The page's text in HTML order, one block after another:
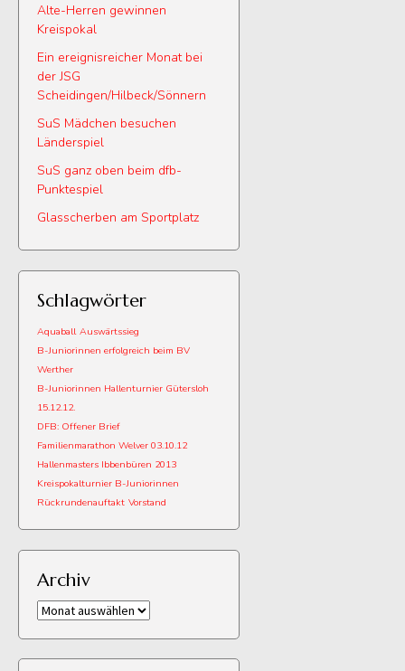
Alte-Herren gewinnen
Kreispokal
Ein ereignisreicher Monat bei
der JSG
Scheidingen/Hilbeck/Sönnern
SuS Mädchen besuchen
Länderspiel
SuS ganz oben beim dfb-
Punktespiel
Glasscherben am Sportplatz
Schlagwörter
Aquaball Auswärtssieg
B-Juniorinnen erfolgreich beim BV
Werther
B-Juniorinnen Hallenturnier Gütersloh
15.12.12.
DFB: Offener Brief
Familienmarathon Welver 03.10.12
Hallenmasters Ibbenbüren 2013
Kreispokalturnier B-Juniorinnen
Rückrundenauftakt Vorstand
Archiv
Archiv